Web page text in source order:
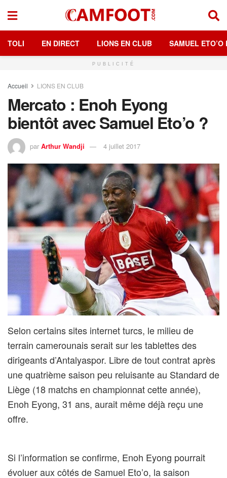
TOLI EN DIRECT LIONS EN CLUB SAMUEL ETO’O
PUBLICITÉ
Accueil LIONS EN CLUB
Mercato : Enoh Eyong
bientôt avec Samuel Eto’o ?
par Arthur Wandji 4 juillet 2017
Selon certains sites internet turcs, le milieu de
terrain camerounais serait sur les tablettes des
dirigeants d’Antalyaspor. Libre de tout contrat après
une quatrième saison peu reluisante au Standard de
Liège (18 matchs en championnat cette année),
Enoh Eyong, 31 ans, aurait même déjà reçu une
offre.
Si l’information se confirme, Enoh Eyong pourrait
évoluer aux côtés de Samuel Eto’o, la saison